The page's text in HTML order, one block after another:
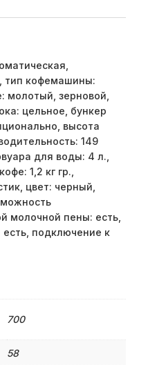
тип кофемашины:
молотый, зерновой,
цельное, бункер
высота
149
для воды: 4 л.,
1,2 кг гр.,
цвет: черный,
молочной пены: есть,
подключение к
700
58